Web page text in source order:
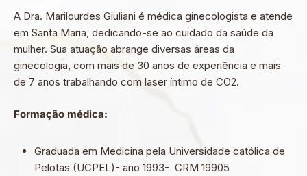
A Dra. Marilourdes Giuliani é médica ginecologista e atende
em Santa Maria, dedicando-se ao cuidado da saúde da
mulher. Sua atuação abrange diversas áreas da
ginecologia, com mais de 30 anos de experiência e mais
de 7 anos trabalhando com laser íntimo de CO2.
Formação médica:
Graduada em Medicina pela Universidade católica de
Pelotas (UCPEL)- ano 1993- CRM 19905